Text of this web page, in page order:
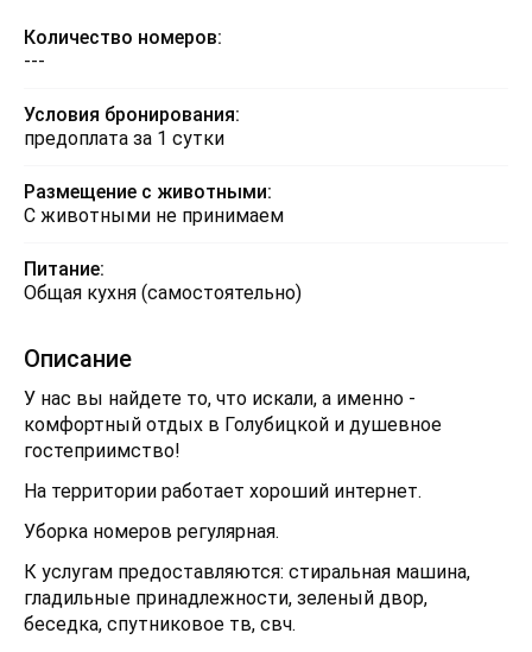
Количество номеров:
---
Условия бронирования:
предоплата за 1 сутки
Размещение с животными:
С животными не принимаем
Питание:
Общая кухня (самостоятельно)
Описание
У нас вы найдете то, что искали, а именно -
комфортный отдых в Голубицкой и душевное
гостеприимство!
На территории работает хороший интернет.
Уборка номеров регулярная.
К услугам предоставляются: стиральная машина,
гладильные принадлежности, зеленый двор,
беседка, спутниковое тв, свч.